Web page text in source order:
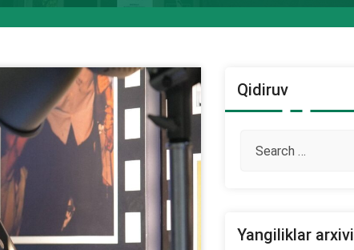
Qidiruv
Yangiliklar arxivi